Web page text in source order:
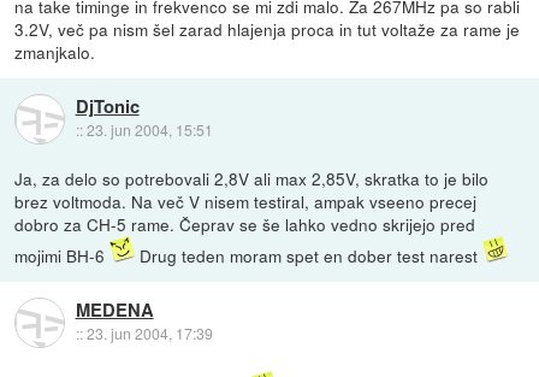
na take timinge in frekvenco se mi zdi malo. Za 267MHz pa so rabli
3.2V, več pa nism šel zarad hlajenja proca in tut voltaže za rame je
zmanjkalo.
DjTonic
::23. jun 2004, 15:51
Ja, za delo so potrebovali 2,8V ali max 2,85V, skratka to je bilo
brez voltmoda. Na več V nisem testiral, ampak vseeno precej
dobro za CH-5 rame. Čeprav se še lahko vedno skrijejo pred
mojimi BH-6
Drug teden moram spet en dober test narest
MEDENA
::23. jun 2004, 17:39